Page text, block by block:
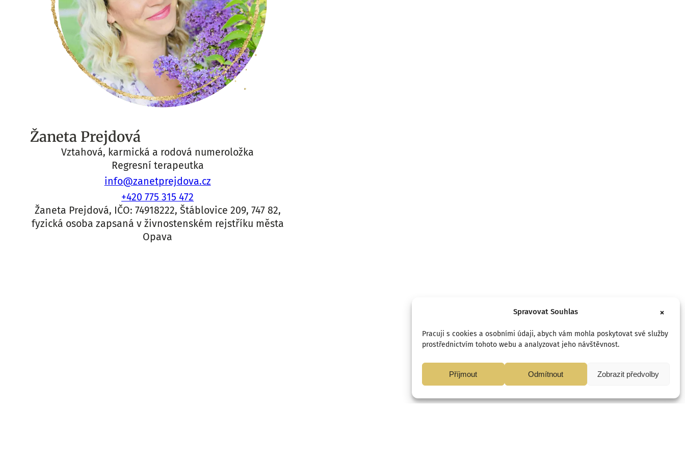
Spravovat Souhlas
Pracuji s cookies a osobními údaji, abych vám mohla poskytovat své služby
prostřednictvím tohoto webu a analyzovat jeho návštěvnost.
Příjmout Odmítnout Zobrazit předvolby
Žaneta Prejdová
Vztahová, karmická a rodová numeroložka
Regresní terapeutka
info@zanetprejdova.cz
+420 775 315 472
Žaneta Prejdová, IČO: 74918222, Štáblovice 209, 747 82,
fyzická osoba zapsaná v živnostenském rejstříku města
Opava